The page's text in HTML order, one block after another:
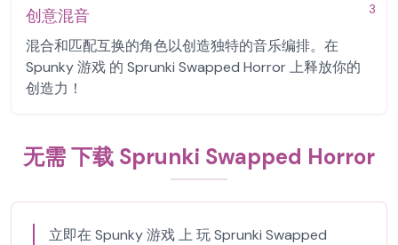
3
创意混音
混合和匹配互换的角色以创造独特的音乐编排。在
Spunky 游戏 的 Sprunki Swapped Horror 上释放你的
创造力！
无需 下载 Sprunki Swapped Horror
立即在 Spunky 游戏 上 玩 Sprunki Swapped